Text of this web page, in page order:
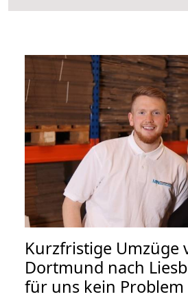
Kurzfristige Umzüge
Dortmund nach
für uns kein Problem